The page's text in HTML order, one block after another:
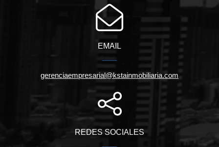
EMAIL
gerenciaempresarial@kstainmobiliaria.com
REDES SOCIALES